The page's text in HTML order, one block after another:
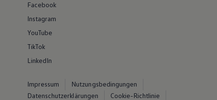
Facebook
Instagram
YouTube
TikTok
LinkedIn
Impressum
Nutzungsbedingungen
Datenschutzerklärungen
Cookie-Richtlinie